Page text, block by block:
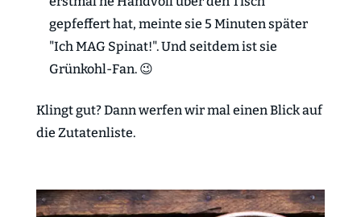
gepfeffert hat, meinte sie 5 Minuten später
"Ich MAG Spinat!". Und seitdem ist sie
Grünkohl-Fan. 😉
Klingt gut? Dann werfen wir mal einen Blick auf
die Zutatenliste.